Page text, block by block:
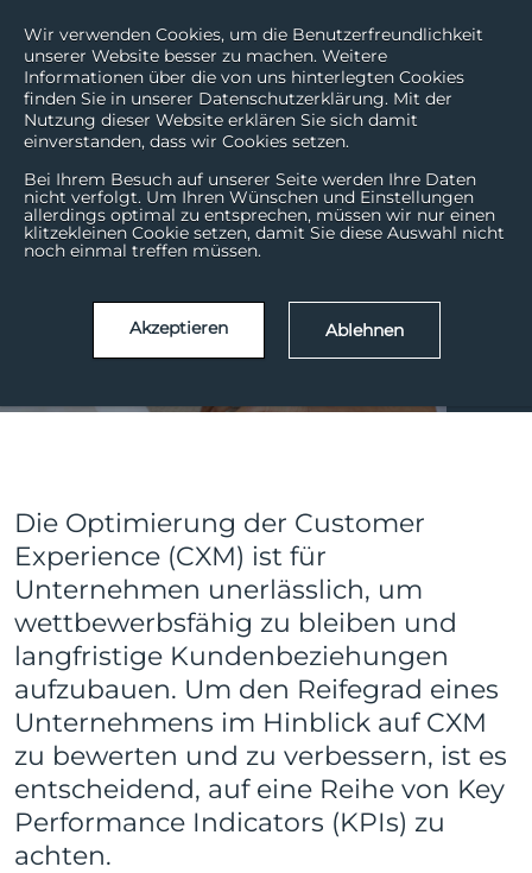
Wir verwenden Cookies, um die Benutzerfreundlichkeit
unserer Website besser zu machen. Weitere
Informationen über die von uns hinterlegten Cookies
finden Sie in unserer Datenschutzerklärung. Mit der
Nutzung dieser Website erklären Sie sich damit
einverstanden, dass wir Cookies setzen.
Bei Ihrem Besuch auf unserer Seite werden Ihre Daten
nicht verfolgt. Um Ihren Wünschen und Einstellungen
allerdings optimal zu entsprechen, müssen wir nur einen
klitzekleinen Cookie setzen, damit Sie diese Auswahl nicht
noch einmal treffen müssen.
Akzeptieren Ablehnen
Schlüssel-KPIs zur
Optimierung der
(CXM)
Die Optimierung der Customer
Experience (CXM) ist für
Unternehmen unerlässlich, um
wettbewerbsfähig zu bleiben und
langfristige Kundenbeziehungen
aufzubauen. Um den Reifegrad eines
Unternehmens im Hinblick auf CXM
zu bewerten und zu verbessern, ist es
entscheidend, auf eine Reihe von Key
Performance Indicators (KPIs) zu
achten.